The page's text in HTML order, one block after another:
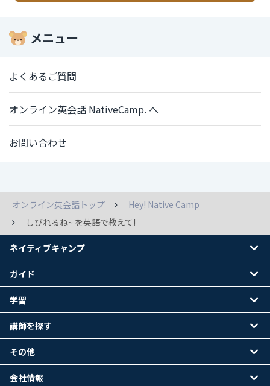
メニュー
よくあるご質問
オンライン英会話 NativeCamp. へ
お問い合わせ
オンライン英会話トップ
Hey! Native Camp
しびれるね~ を英語で教えて!
ネイティブキャンプ
ガイド
学習
講師を探す
その他
会社情報